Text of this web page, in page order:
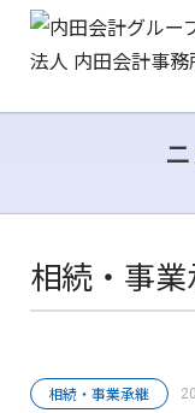
相続・事
相続・事業承継